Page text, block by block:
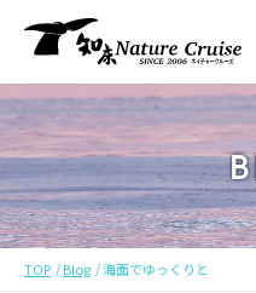
TOP Blog 海面でゆっくりと